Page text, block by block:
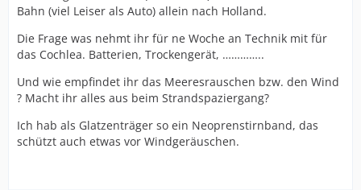
Bahn (viel Leiser als Auto) allein nach Holland.
Die Frage was nehmt ihr für ne Woche an Technik mit für
das Cochlea. Batterien, Trockengerät, …………..
Und wie empfindet ihr das Meeresrauschen bzw. den Wind
? Macht ihr alles aus beim Strandspaziergang?
Ich hab als Glatzenträger so ein Neoprenstirnband, das
schützt auch etwas vor Windgeräuschen.